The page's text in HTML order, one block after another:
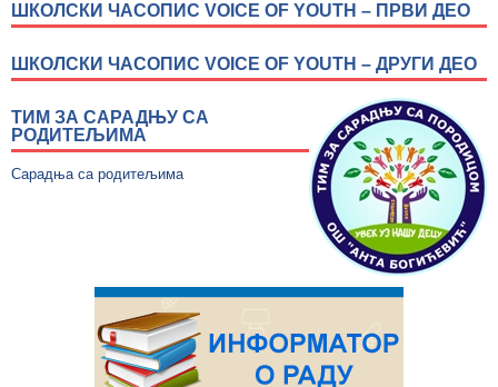
ШКОЛСКИ ЧАСОПИС VOICE OF YOUTH – ПРВИ ДЕО
ШКОЛСКИ ЧАСОПИС VOICE OF YOUTH – ДРУГИ ДЕО
ТИМ ЗА САРАДЊУ СА
РОДИТЕЉИМА
Сарадња са родитељима